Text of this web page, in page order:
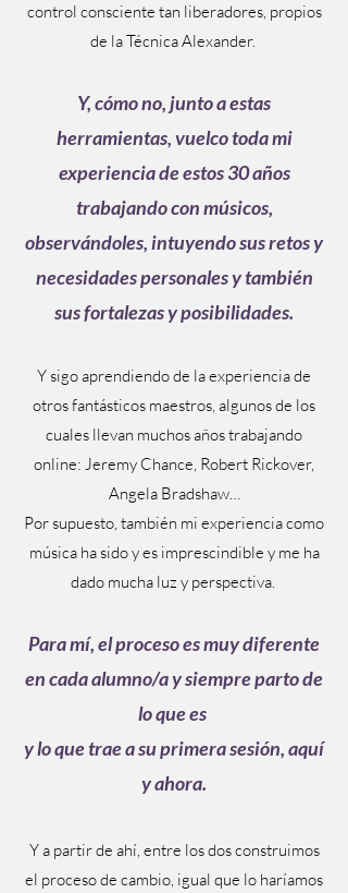
control consciente tan liberadores, propios
de la Técnica Alexander.
Y, cómo no, junto a estas
herramientas, vuelco toda mi
experiencia de estos 30 años
trabajando con músicos,
observándoles, intuyendo sus retos y
necesidades personales y también
sus fortalezas y posibilidades.
Y sigo aprendiendo de la experiencia de
otros fantásticos maestros, algunos de los
cuales llevan muchos años trabajando
online: Jeremy Chance, Robert Rickover,
Angela Bradshaw…
Por supuesto, también mi experiencia como
música ha sido y es imprescindible y me ha
dado mucha luz y perspectiva.
Para mí, el proceso es muy diferente
en cada alumno/a y siempre parto de
lo que es
y lo que trae a su primera sesión, aquí
y ahora.
Y a partir de ahí, entre los dos construimos
el proceso de cambio, igual que lo haríamos